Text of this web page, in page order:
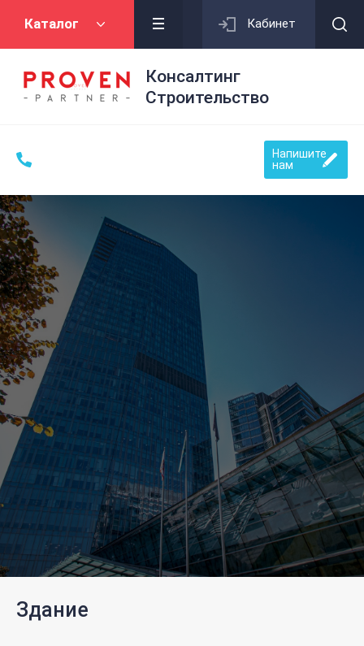
Каталог Кабинет
Консалтинг
Строительство
Напишите
нам
Здание